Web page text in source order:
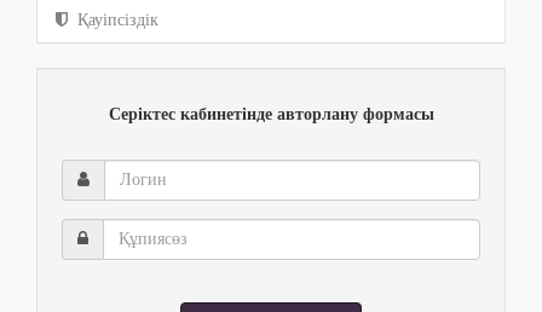
Қауіпсіздік
Серіктес кабинетінде авторлану формасы
Логин
Құпиясөз